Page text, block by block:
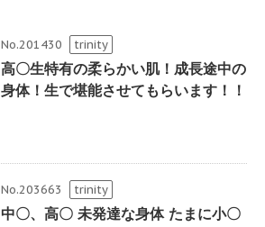
No.201430 trinity
高〇生特有の柔らかい肌！成長途中の
身体！生で堪能させてもらいます！！
No.203663 trinity
中〇、高〇 未発達な身体 たまに小〇